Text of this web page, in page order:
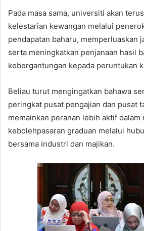
Pada masa sama, universiti akan
kelestarian kewangan melalui
pendapatan baharu, memperluaskan
serta meningkatkan penjanaan hasil
kebergantungan kepada peruntukan
Beliau turut mengingatkan bahawa
peringkat pusat pengajian dan pusat
memainkan peranan lebih aktif dalam
kebolehpasaran graduan melalui
bersama industri dan majikan.